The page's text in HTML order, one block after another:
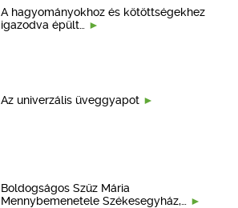
A hagyományokhoz és kötöttségekhez
igazodva épült…
Az univerzális üveggyapot
Boldogságos Szűz Mária
Mennybemenetele Székesegyház,…